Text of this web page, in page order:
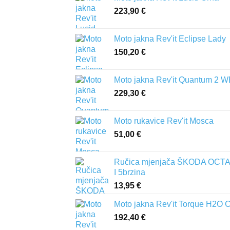
223,90 €
Moto jakna Rev'it Eclipse Lady
150,20 €
Moto jakna Rev'it Quantum 2
229,30 €
Moto rukavice Rev'it Mosca
51,00 €
Ručica mjenjača ŠKODA
I 5brzina
13,95 €
Moto jakna Rev'it Torque H2O
192,40 €